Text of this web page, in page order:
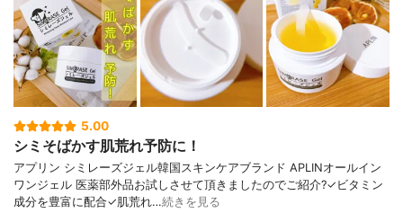
5.00
シミそばかす肌荒れ予防に！
アプリン シミレーズジェル韓国スキンケアブランド APLINオールイン
ワンジェル 医薬部外品お試しさせて頂きましたのでご紹介?✓ビタミン
成分を豊富に配合✓肌荒れ…続きを見る